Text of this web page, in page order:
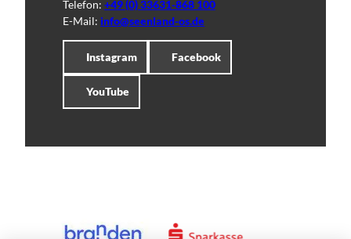
Telefon: +49 (0) 33631-868 100
E-Mail: info@seenland-os.de
Instagram Facebook
YouTube